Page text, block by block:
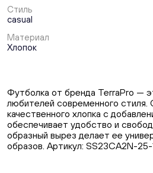
Стиль
casual
Материал
Хлопок
Футболка от бренда TerraPro —
любителей современного стиля.
качественного хлопка с
обеспечивает удобство и
образный вырез делает ее
образов. Артикул: SS23CA2N-